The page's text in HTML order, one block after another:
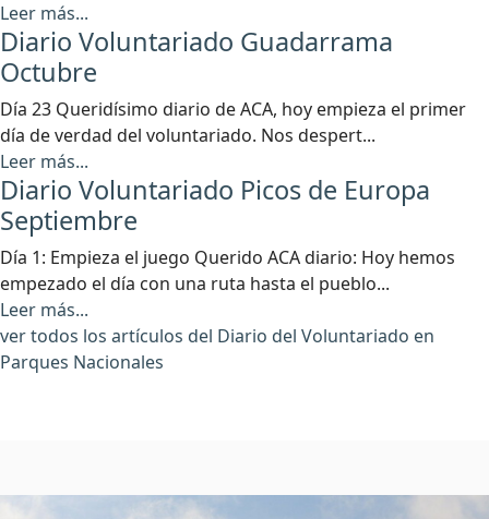
Leer más...
Diario Voluntariado Guadarrama
Octubre
Día 23 Queridísimo diario de ACA, hoy empieza el primer
día de verdad del voluntariado. Nos despert...
Leer más...
Diario Voluntariado Picos de Europa
Septiembre
Día 1: Empieza el juego Querido ACA diario: Hoy hemos
empezado el día con una ruta hasta el pueblo...
Leer más...
ver todos los artículos del Diario del Voluntariado en
Parques Nacionales